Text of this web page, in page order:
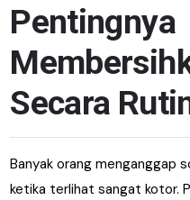
Pentingnya
Secara
Banyak orang menganggap
ketika terlihat sangat kotor.